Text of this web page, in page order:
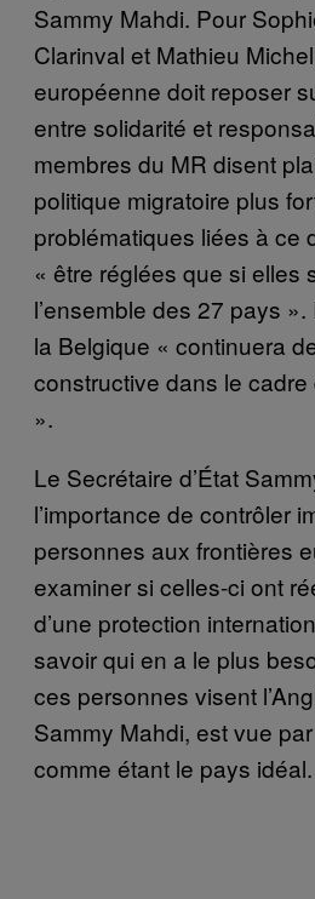
Sammy Mahdi. Pour
Clarinval et Mathieu
européenne doit reposer
entre solidarité et
membres du MR disent
politique migratoire plus
problématiques liées à ce
« être réglées que si elles
l’ensemble des 27 pays
la Belgique « continuera
constructive dans le
».
Le Secrétaire d’État
l’importance de contrôler
personnes aux frontières
examiner si celles-ci ont
d’une protection
savoir qui en a le plus
ces personnes visent
Sammy Mahdi, est vue
comme étant le pays idéal.